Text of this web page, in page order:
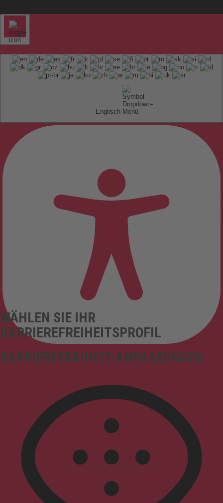
Englisch
BARRIEREFREIHEIT-ANPASSUNGEN
WÄHLEN SIE IHR
BARRIEREFREIHEITSPROFIL